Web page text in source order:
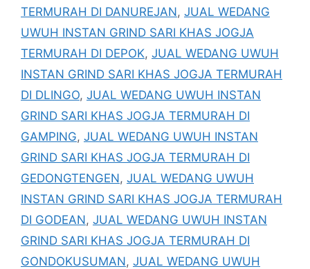
TERMURAH DI DANUREJAN, JUAL WEDANG
UWUH INSTAN GRIND SARI KHAS JOGJA
TERMURAH DI DEPOK, JUAL WEDANG UWUH
INSTAN GRIND SARI KHAS JOGJA TERMURAH
DI DLINGO, JUAL WEDANG UWUH INSTAN
GRIND SARI KHAS JOGJA TERMURAH DI
GAMPING, JUAL WEDANG UWUH INSTAN
GRIND SARI KHAS JOGJA TERMURAH DI
GEDONGTENGEN, JUAL WEDANG UWUH
INSTAN GRIND SARI KHAS JOGJA TERMURAH
DI GODEAN, JUAL WEDANG UWUH INSTAN
GRIND SARI KHAS JOGJA TERMURAH DI
GONDOKUSUMAN, JUAL WEDANG UWUH